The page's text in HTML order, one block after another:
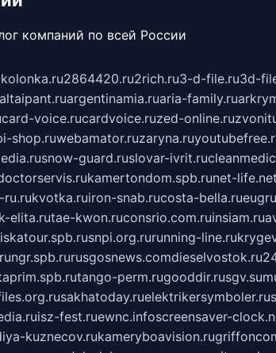
компаний по всей России
2864420.ru2rich.ru3-d-file.ru3d-
altaipant.ruargentinamia.ruaria-family.ru
card-voice.rucardvoice.ruzed-online.ru
shop.ruwebamator.ruzaryna.ru
snow-guard.ruslovar-ivrit.ru
kamertondom.spb.runet-
kvotka.ruiron-snab.rucosta-bella.ru
elita.rutae-kwon.ruconsrio.com.ruinsiam.ru
iskatour.spb.rusnpi.org.rurunning-line.ru
ngr.spb.rurusgosnews.comdieselvostok.ru
tango-perm.rugooddir.rusgv.su
sakhatoday.ruelektrikersymboler.ru
isz-fest.ruewnc.infoscreensaver-
kuznecov.rukameryboavision.ru